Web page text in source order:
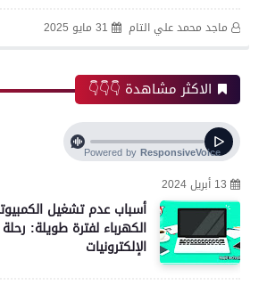
ماجد محمد علي التام
31 مايو 2025
الاكثر مشاهدة 👇👇👇
13 أبريل 2024
أسباب عدم تشغيل
الكهرباء لفترة طويلة:
الإلكترونيات